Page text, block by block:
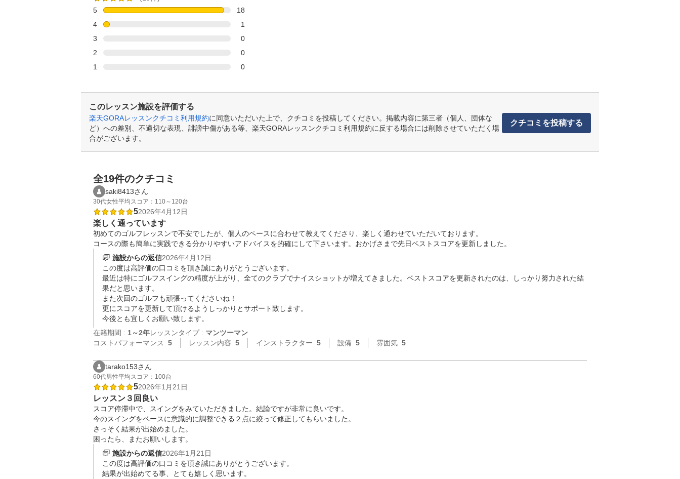
5
18
4
1
3
0
2
0
1
0
このレッスン施設を評価する
楽天GORAレッスンクチコミ利用規約に同意いただいた上で、クチコミを投稿してください。掲載内容に第三者（個人、団体な
ど）への差別、不適切な表現、誹謗中傷がある等、楽天GORAレッスンクチコミ利用規約に反する場合には削除させていただく場
合がございます。
クチコミを投稿する
全19件のクチコミ
saki8413さん
30代女性平均スコア：110～120台
52026年4月12日
楽しく通っています
初めてのゴルフレッスンで不安でしたが、個人のペースに合わせて教えてくださり、楽しく通わせていただいております。
コースの際も簡単に実践できる分かりやすいアドバイスを的確にして下さいます。おかげさまで先日ベストスコアを更新しました。
施設からの返信2026年4月12日
この度は高評価の口コミを頂き誠にありがとうございます。
最近は特にゴルフスイングの精度が上がり、全てのクラブでナイスショットが増えてきました。ベストスコアを更新されたのは、しっかり努力された結
果だと思います。
また次回のゴルフも頑張ってくださいね！
更にスコアを更新して頂けるようしっかりとサポート致します。
今後とも宜しくお願い致します。
在籍期間 : 1～2年レッスンタイプ : マンツーマン
コストパフォーマンス
5 レッスン内容 5 インストラクター 5 設備 5 雰囲気 5
tarako153さん
60代男性平均スコア：100台
52026年1月21日
レッスン３回良い
スコア停滞中で、スイングをみていただきました。結論ですが非常に良いです。
今のスイングをベースに意識的に調整できる２点に絞って修正してもらいました。
さっそく結果が出始めました。
困ったら、またお願いします。
施設からの返信2026年1月21日
この度は高評価の口コミを頂き誠にありがとうございます。
結果が出始めてる事、とても嬉しく思います。